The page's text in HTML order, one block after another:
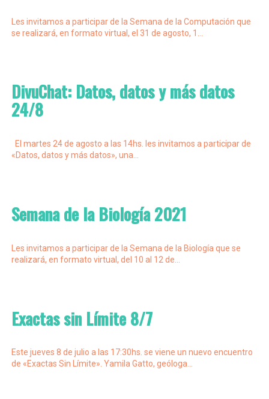
Les invitamos a participar de la Semana de la Computación que
se realizará, en formato virtual, el 31 de agosto, 1...
DivuChat: Datos, datos y más datos
24/8
El martes 24 de agosto a las 14hs. les invitamos a participar de
«Datos, datos y más datos», una...
Semana de la Biología 2021
Les invitamos a participar de la Semana de la Biología que se
realizará, en formato virtual, del 10 al 12 de...
Exactas sin Límite 8/7
Este jueves 8 de julio a las 17:30hs. se viene un nuevo encuentro
de «Exactas Sin Límite». Yamila Gatto, geóloga...